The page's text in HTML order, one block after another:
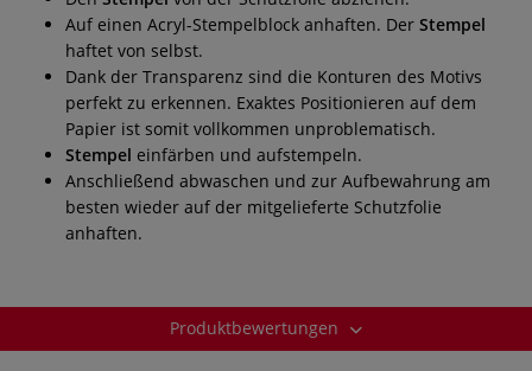
Auf einen Acryl-Stempelblock anhaften. Der Stempel
haftet von selbst.
Dank der Transparenz sind die Konturen des Motivs
perfekt zu erkennen. Exaktes Positionieren auf dem
Papier ist somit vollkommen unproblematisch.
Stempel einfärben und aufstempeln.
Anschließend abwaschen und zur Aufbewahrung am
besten wieder auf der mitgelieferte Schutzfolie
anhaften.
Produktbewertungen